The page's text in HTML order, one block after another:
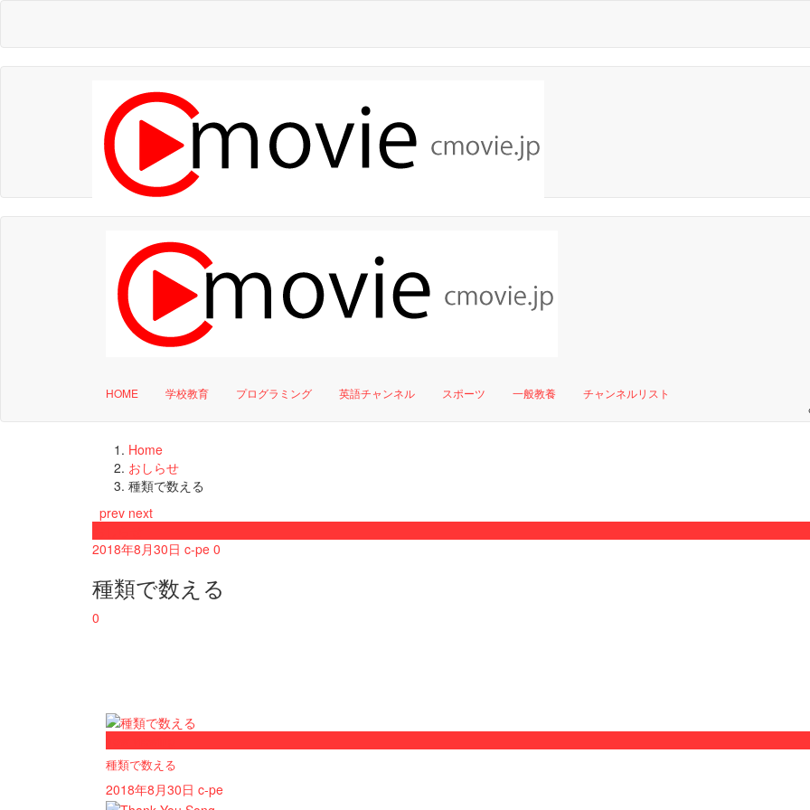
HOME 学校教育 プログラミング 英語チャンネル スポーツ 一般教養 チャンネルリスト
Home
おしらせ
種類で数える
prev next
2018年8月30日 c-pe 0
種類で数える
0
種類で数える
2018年8月30日 c-pe